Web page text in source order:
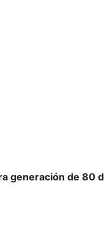
generación de 80